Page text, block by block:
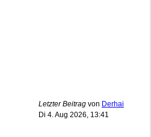
Letzter Beitrag von Derhai
Di 4. Aug 2026, 13:41